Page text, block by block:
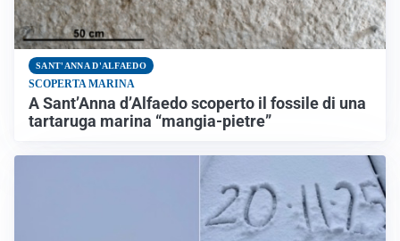
SANT'ANNA D'ALFAEDO
SCOPERTA MARINA
A Sant’Anna d’Alfaedo scoperto il fossile di una
tartaruga marina “mangia-pietre”